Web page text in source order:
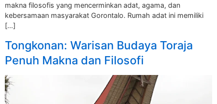
makna filosofis yang mencerminkan adat, agama, dan
kebersamaan masyarakat Gorontalo. Rumah adat ini memiliki
[…]
Tongkonan: Warisan Budaya Toraja
Penuh Makna dan Filosofi